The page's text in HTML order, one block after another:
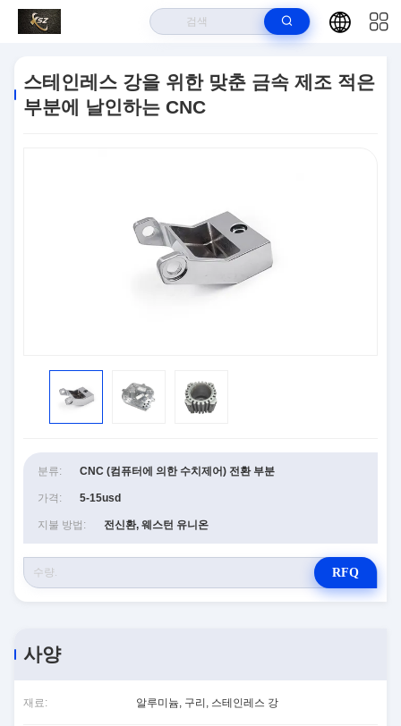
위한 맞춘 금속 제조 적은 부분에 날인하는 CNC
스테인레스 강을 위한 맞춘 금속 제조 적은
부분에 날인하는 CNC
분류: CNC (컴퓨터에 의한 수치제어) 전환 부분
가격: 5-15usd
지불 방법: 전신환, 웨스턴 유니온
RFQ
사양
재료: 알루미늄, 구리, 스테인레스 강